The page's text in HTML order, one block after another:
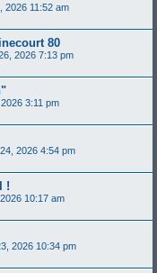
2026 11:52 am
80
2026 7:13 pm
3:11 pm
2026 4:54 pm
!
10:17 am
2026 10:34 pm